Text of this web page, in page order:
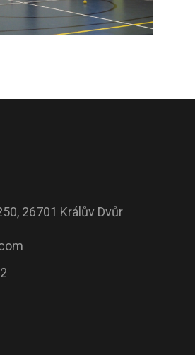
26701 Králův Dvůr